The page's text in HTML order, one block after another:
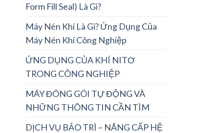
Form Fill Seal) Là Gì?
Máy Nén Khí Là Gì? Ứng Dụng Của
Máy Nén Khí Công Nghiệp
ỨNG DỤNG CỦA KHÍ NITƠ
TRONG CÔNG NGHIỆP
MÁY ĐÓNG GÓI TỰ ĐỘNG VÀ
NHỮNG THÔNG TIN CẦN TÌM
DỊCH VỤ BẢO TRÌ – NÂNG CẤP HỆ